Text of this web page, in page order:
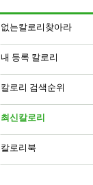
없는칼로리찾아라
내 등록 칼로리
칼로리 검색순위
최신칼로리
칼로리북